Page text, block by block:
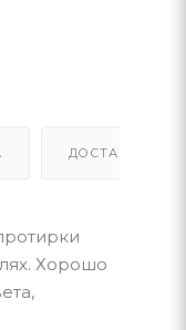
ДОСТАВКА
Хорошо